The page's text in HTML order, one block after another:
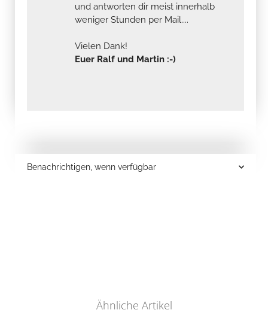
und antworten dir meist innerhalb
weniger Stunden per Mail....
Vielen Dank!
Euer Ralf und Martin :-)
Benachrichtigen, wenn verfügbar
Ähnliche Artikel